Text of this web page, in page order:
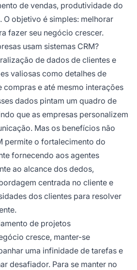
de vendas, produtividade do
O objetivo é simples: melhorar
fazer seu negócio crescer.
usam sistemas CRM?
de dados de clientes e
valiosas como detalhes de
e até mesmo interações
dados pintam um quadro de
que as empresas personalizem
Mas os benefícios não
permite o fortalecimento do
fornecendo aos agentes
ao alcance dos dedos,
centrada no cliente e
dos clientes para resolver
de projetos
cresce, manter-se
uma infinidade de tarefas e
desafiador. Para se manter no